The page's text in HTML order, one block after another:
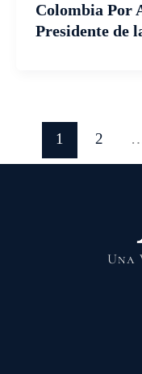
Colombia Por
Presidente de
1 2
Una